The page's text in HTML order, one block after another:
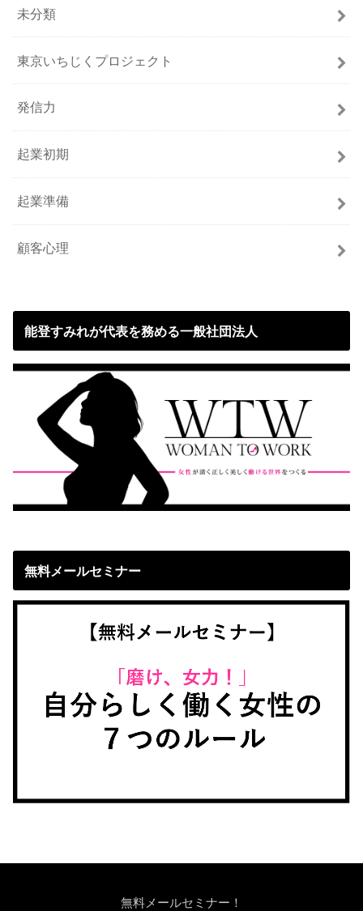
未分類
東京いちじくプロジェクト
発信力
起業初期
起業準備
顧客心理
能登すみれが代表を務める一般社団法人
無料メールセミナー
無料メールセミナー！